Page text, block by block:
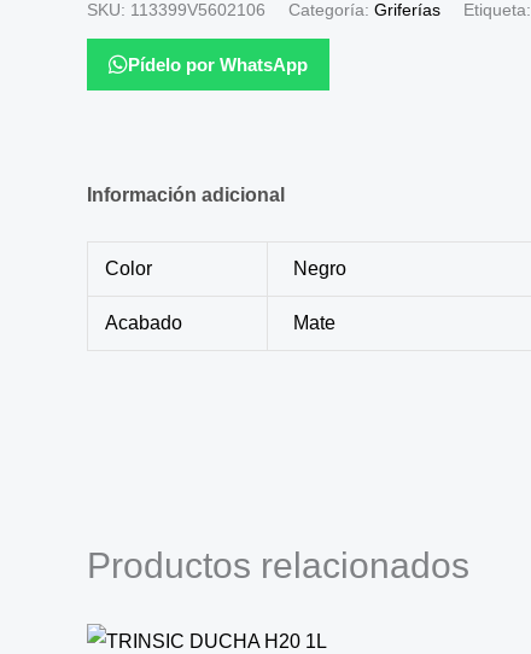
SKU: 113399V5602106 Categoría: Griferías Etiqueta:
Pídelo por WhatsApp
Información adicional
Color Negro
Acabado Mate
Productos relacionados